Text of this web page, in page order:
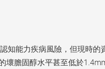
知能力疾病風險，但現時的
壞膽固醇水平甚至低於